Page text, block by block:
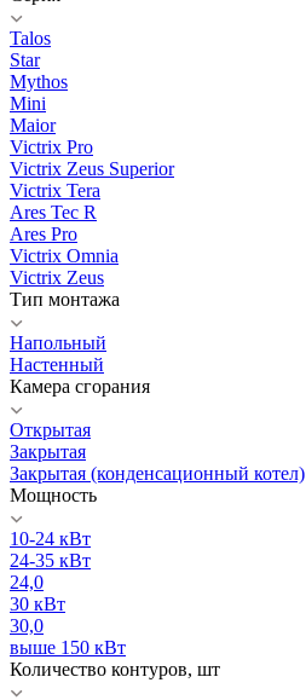
Talos
Star
Mythos
Mini
Maior
Victrix Pro
Victrix Zeus Superior
Victrix Tera
Ares Tec R
Ares Pro
Victrix Omnia
Victrix Zeus
Тип монтажа
Напольный
Настенный
Камера сгорания
Открытая
Закрытая
Закрытая (конденсационный котел)
Мощность
10-24 кВт
24-35 кВт
24,0
30 кВт
30,0
выше 150 кВт
Количество контуров, шт